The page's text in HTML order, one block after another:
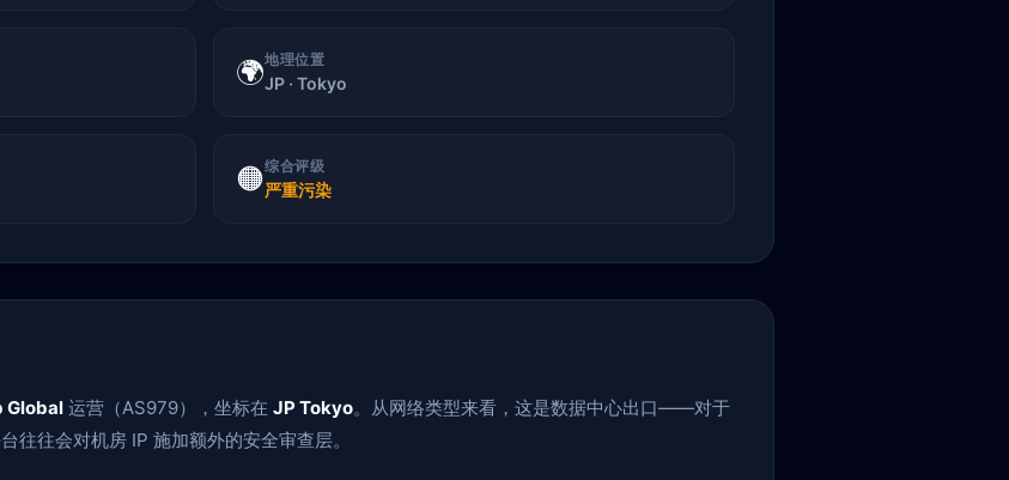
🌍地理位置
JP · Tokyo
🟠综合评级
严重污染
Global 运营（AS979），坐标在 JP Tokyo。从网络类型来看，这是数据中心出口——对于
往往会对机房 IP 施加额外的安全审查层。